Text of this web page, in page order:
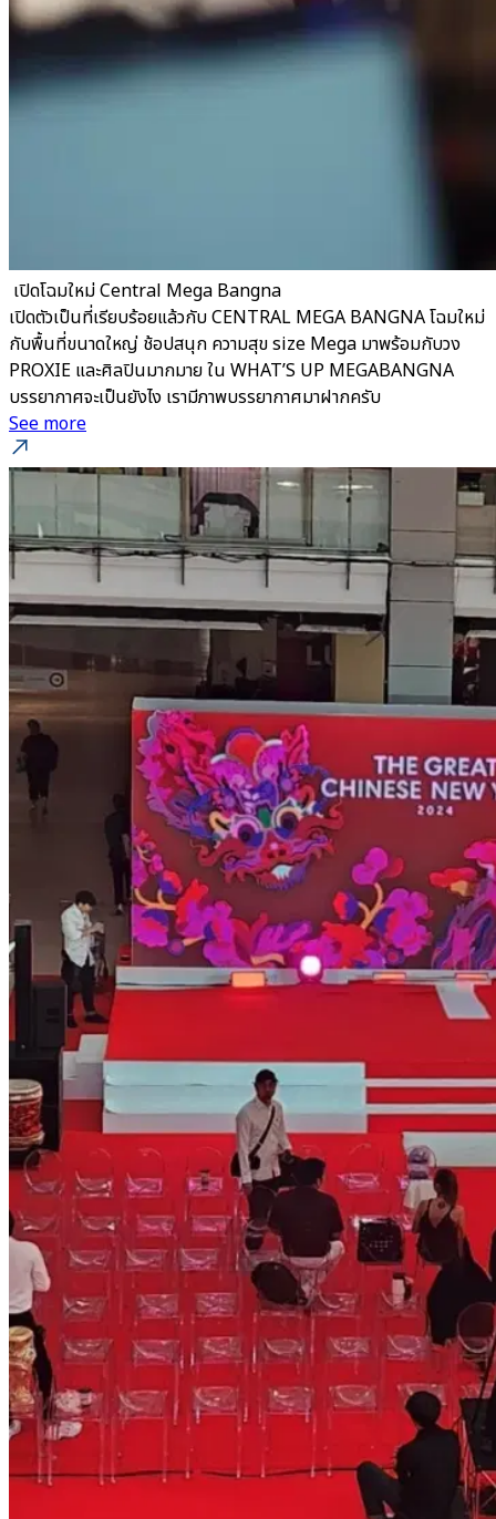
​ เปิดโฉมใหม่ Central Mega Bangna
เปิดตัวเป็นที่เรียบร้อยแล้วกับ CENTRAL MEGA BANGNA โฉมใหม่
กับพื้นที่ขนาดใหญ่ ช้อปสนุก ความสุข size Mega มาพร้อมกับวง
PROXIE และศิลปินมากมาย ใน WHAT’S UP MEGABANGNA
บรรยากาศจะเป็นยังไง เรามีภาพบรรยากาศมาฝากครับ
See more